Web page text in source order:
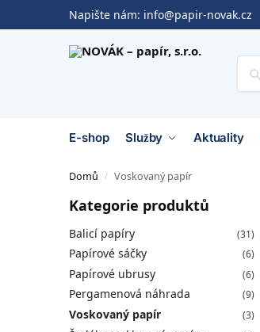
Napište nám: info@papir-novak.cz
E-shop Služby Aktuality
Domů / Voskovaný papír
Kategorie produktů
Balicí papíry (31)
Papírové sáčky (6)
Papírové ubrusy (6)
Pergamenová náhrada (9)
Voskovaný papír (3)